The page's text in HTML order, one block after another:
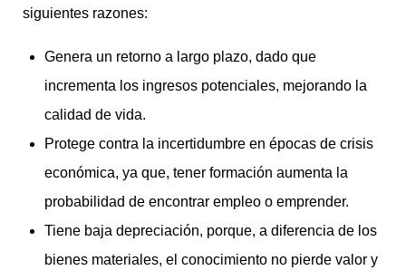
siguientes razones:
Genera un retorno a largo plazo, dado que
incrementa los ingresos potenciales, mejorando la
calidad de vida.
Protege contra la incertidumbre en épocas de crisis
económica, ya que, tener formación aumenta la
probabilidad de encontrar empleo o emprender.
Tiene baja depreciación, porque, a diferencia de los
bienes materiales, el conocimiento no pierde valor y